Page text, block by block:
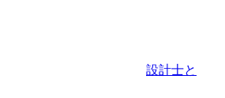
設計士と